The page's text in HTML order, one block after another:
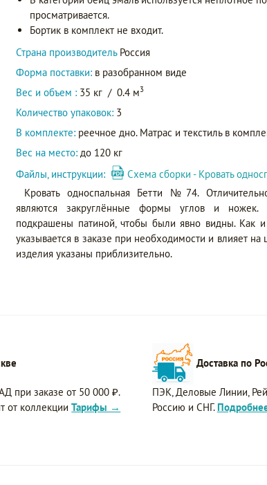
просматривается.
Бортик в комплект не входит.
Страна производитель Россия
Форма поставки: в разобранном виде
Вес и объем : 35 кг / 0.4 м3
Количество упаковок: 3
В комплекте: реечное дно. Матрас и текстиль в
Вес на место: до 120 кг
Файлы, инструкции:
Схема сборки - Кровать
Кровать односпальная Бетти №74.
являются закруглённые формы углов и
подкрашены патиной, чтобы были явно видны. Как
указывается в заказе при необходимости и влияет
изделия указаны приблизительно.
при заказе от 50 000 ₽.
от коллекцииТарифы →
Доставка по
ПЭК, Деловые Линии,
Россию и СНГ.